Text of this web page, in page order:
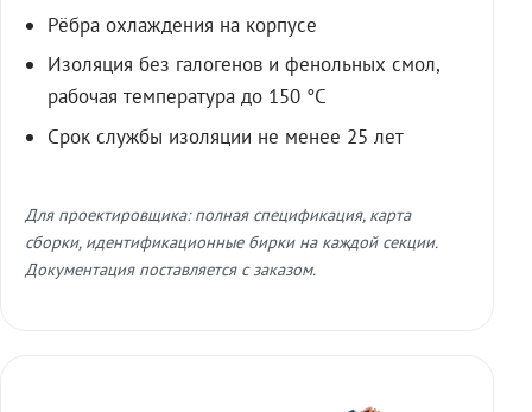
Рёбра охлаждения на корпусе
Изоляция без галогенов и фенольных смол,
рабочая температура до 150 °C
Срок службы изоляции не менее 25 лет
Для проектировщика: полная спецификация, карта
сборки, идентификационные бирки на каждой секции.
Документация поставляется с заказом.